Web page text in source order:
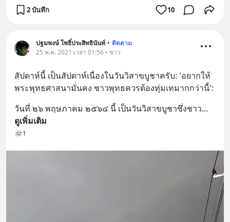
2 บันทึก 10
ปฐมพงษ์ โพธิ์ประสิทธินันท์ • ติดตาม
25 พ.ค. 2021 เวลา 01:56 • ข่าว
สัปดาห์นี้ เป็นสัปดาห์เนื่องในวันวิสาขบูชาครับ: 'อยากให้
พระพุทธศาสนามั่นคง ชาวพุทธควรต้องทุ่มเทมากกว่านี้':
วันที่ ๒๖ พฤษภาคม ๒๕๖๔ นี้ เป็นวันวิสาขบูชาซึ่งชาว...
ดูเพิ่มเติม
1